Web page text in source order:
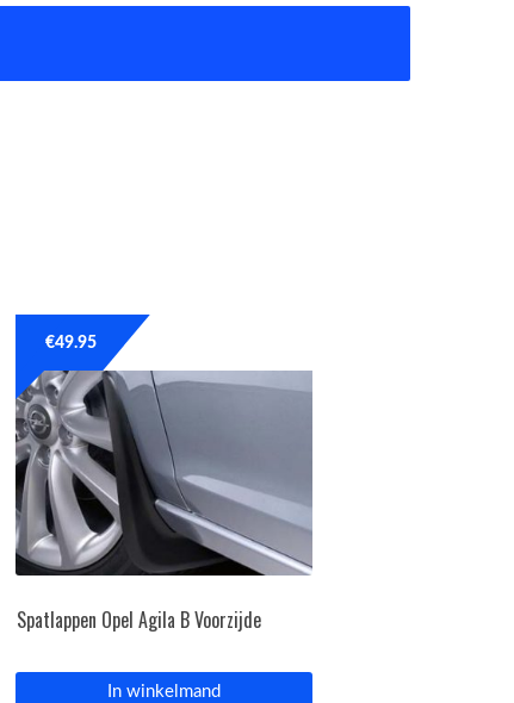
Spatlappen Opel Agila B Voorzijde
€49.95
In winkelmand